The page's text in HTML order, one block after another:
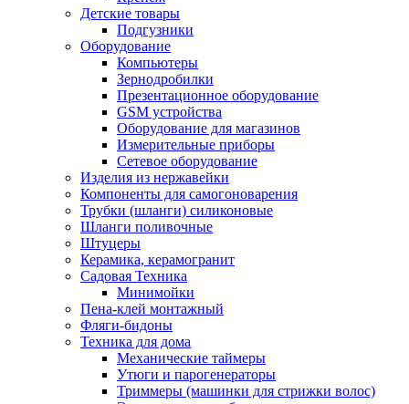
Детские товары
Подгузники
Оборудование
Компьютеры
Зернодробилки
Презентационное оборудование
GSM устройства
Оборудование для магазинов
Измерительные приборы
Сетевое оборудование
Изделия из нержавейки
Компоненты для самогоноварения
Трубки (шланги) силиконовые
Шланги поливочные
Штуцеры
Керамика, керамогранит
Садовая Техника
Минимойки
Пена-клей монтажный
Фляги-бидоны
Техника для дома
Механические таймеры
Утюги и парогенераторы
Триммеры (машинки для стрижки волос)